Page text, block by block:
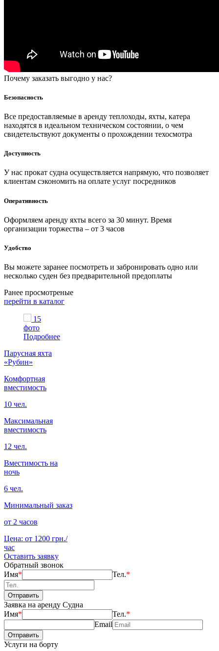
Почему заказать выгодно у нас?
Безопасность
Все предоставляемые в аренду теплоходы, яхты, катера
находятся в идеальном техническом состоянии, о чем
свидетельствуют документы о прохождении техосмотра
Доступность
У нас прокат судна осуществляется напрямую, что позволяет
клиентам сэкономить на оплате услуг посредников
Оперативность
Оформляем аренду яхты всего за 30 минут. Время
организации торжества – от 3 часов
Удобство
Вы можете заранее посмотреть и забронировать одно или
несколько суден без предварительной предоплаты
Ранее просмотреные
перейти в каталог
15
фото
Подробнее
Парусная яхта
«Рубин»
Комфортная
вместимость
10 чел.
Максимальная
вместимость
12 чел.
Вместимость на
ночь
6 чел.
Минимальный заказ
от 2 часов
Цена: от 1200 грн./
час
Оставить заявку
Обратный звонок
Имя* Тел.*
Заявка на аренду Судна
Имя* Тел.*
Email
Услуги на борту